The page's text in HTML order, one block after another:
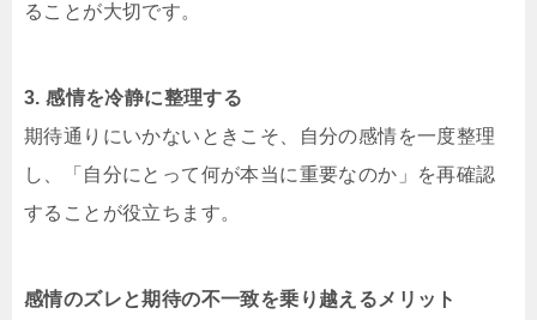
ることが大切です。
3. 感情を冷静に整理する
期待通りにいかないときこそ、自分の感情を一度整理
し、「自分にとって何が本当に重要なのか」を再確認
することが役立ちます。
感情のズレと期待の不一致を乗り越えるメリット